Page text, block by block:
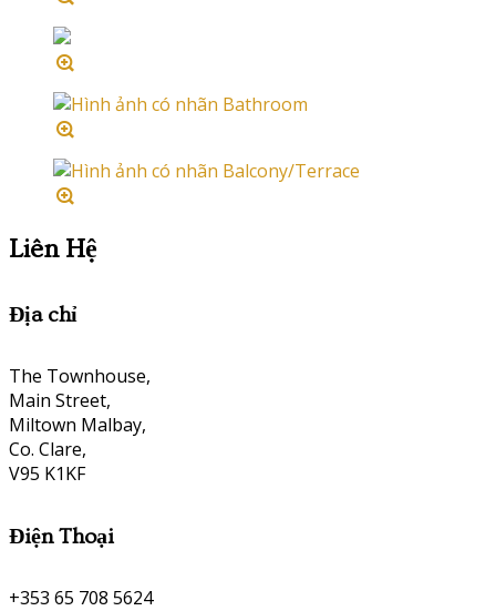
Liên Hệ
Địa chỉ
The Townhouse,
Main Street,
Miltown Malbay,
Co. Clare,
V95 K1KF
Điện Thoại
+353 65 708 5624